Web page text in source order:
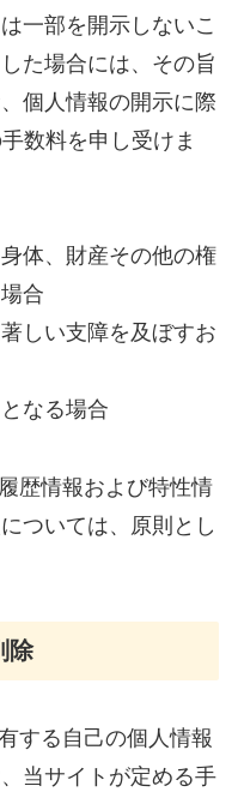
一部を開示しないこ
た場合には、その旨
個人情報の開示に際
数料を申し受けま
体、財産その他の権
合
しい支障を及ぼすお
なる場合
歴情報および特性情
ついては、原則とし
除
する自己の個人情報
当サイトが定める手